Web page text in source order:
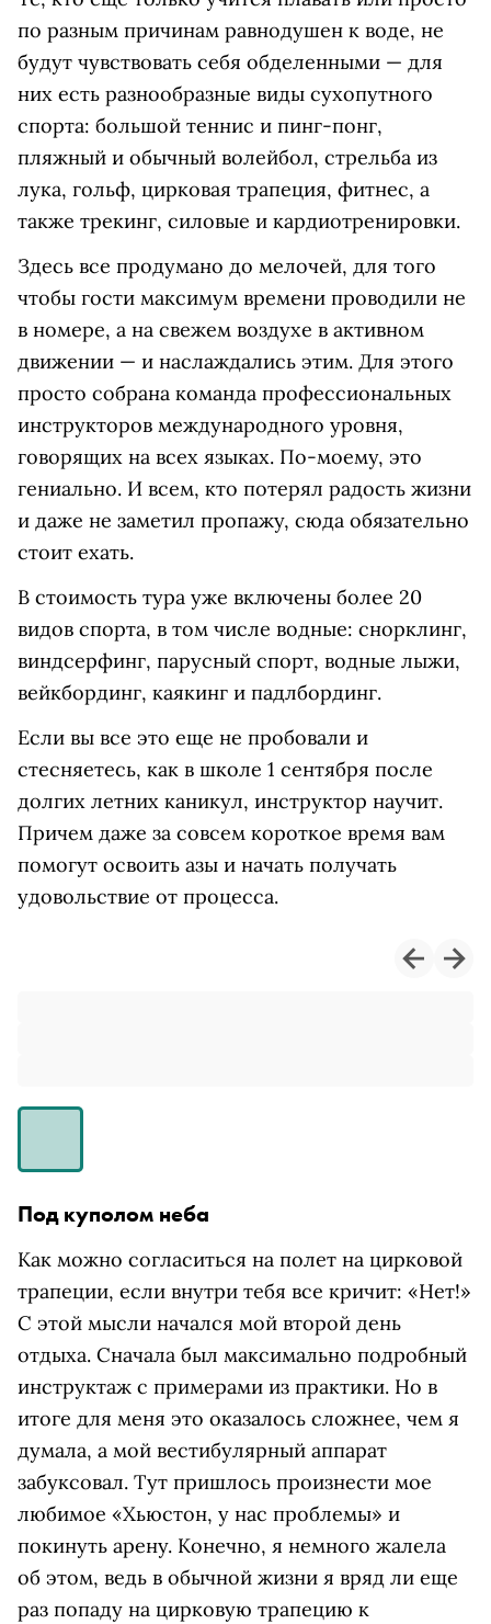
по разным причинам равнодушен к воде, не
будут чувствовать себя обделенными — для
них есть разнообразные виды сухопутного
спорта: большой теннис и пинг-понг,
пляжный и обычный волейбол, стрельба из
лука, гольф, цирковая трапеция, фитнес, а
также трекинг, силовые и кардиотренировки.
Здесь все продумано до мелочей, для того
чтобы гости максимум времени проводили не
в номере, а на свежем воздухе в активном
движении — и наслаждались этим. Для этого
просто собрана команда профессиональных
инструкторов международного уровня,
говорящих на всех языках. По-моему, это
гениально. И всем, кто потерял радость жизни
и даже не заметил пропажу, сюда обязательно
стоит ехать.
В стоимость тура уже включены более 20
видов спорта, в том числе водные: снорклинг,
виндсерфинг, парусный спорт, водные лыжи,
вейкбординг, каякинг и падлбординг.
Если вы все это еще не пробовали и
стесняетесь, как в школе 1 сентября после
долгих летних каникул, инструктор научит.
Причем даже за совсем короткое время вам
помогут освоить азы и начать получать
удовольствие от процесса.
Под куполом неба
Как можно согласиться на полет на цирковой
трапеции, если внутри тебя все кричит: «Нет!»
С этой мысли начался мой второй день
отдыха. Сначала был максимально подробный
инструктаж с примерами из практики. Но в
итоге для меня это оказалось сложнее, чем я
думала, а мой вестибулярный аппарат
забуксовал. Тут пришлось произнести мое
любимое «Хьюстон, у нас проблемы» и
покинуть арену. Конечно, я немного жалела
об этом, ведь в обычной жизни я вряд ли еще
раз попаду на цирковую трапецию к